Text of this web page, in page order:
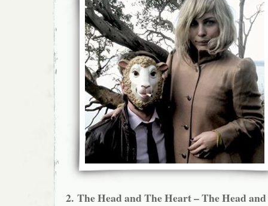
2. The Head and The Heart – The Head